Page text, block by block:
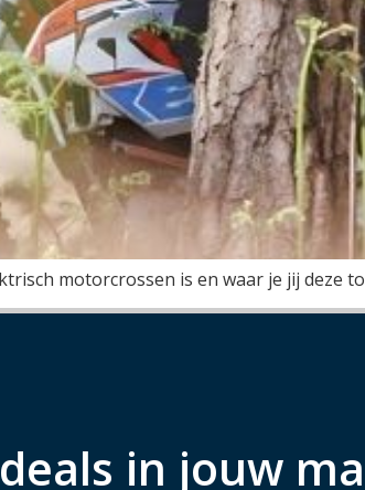
motorcrossen is en waar je jij deze
in jouw